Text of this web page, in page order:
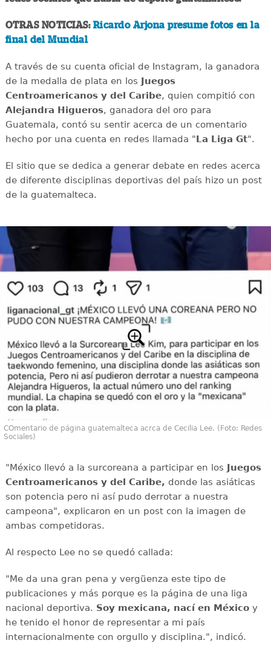
OTRAS NOTICIAS: Ricardo Arjona presume fotos en la
final del Mundial
A través de su cuenta oficial de Instagram, la ganadora
de la medalla de plata en los Juegos
Centroamericanos y del Caribe, quien compitió con
Alejandra Higueros, ganadora del oro para
Guatemala, contó su sentir acerca de un comentario
hecho por una cuenta en redes llamada "La Liga Gt".
El sitio que se dedica a generar debate en redes acerca
de diferente disciplinas deportivas del país hizo un post
de la guatemalteca.
COmentario de página guatemalteca acrca de Cecilia Lee. (Foto: Redes
Sociales)
"México llevó a la surcoreana a participar en los Juegos
Centroamericanos y del Caribe, donde las asiáticas
son potencia pero ni así pudo derrotar a nuestra
campeona", explicaron en un post con la imagen de
ambas competidoras.
Al respecto Lee no se quedó callada:
"Me da una gran pena y vergüenza este tipo de
publicaciones y más porque es la página de una liga
nacional deportiva. Soy mexicana, nací en Méxicoy
he tenido el honor de representar a mi país
internacionalmente con orgullo y disciplina.", indicó.